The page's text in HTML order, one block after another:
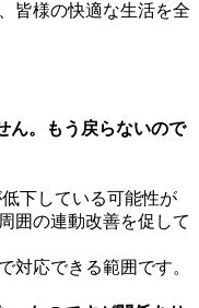
皆様の快適な生活を全
ん。もう戻らないので
下している可能性が
囲の連動改善を促して
対応できる範囲です。